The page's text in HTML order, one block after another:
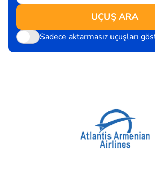
UÇUŞ ARA
Sadece aktarmasız uçuşları